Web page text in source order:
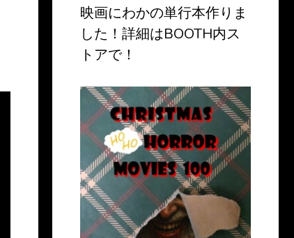
映画にわかの単行本作りま
した！詳細はBOOTH内ス
トアで！